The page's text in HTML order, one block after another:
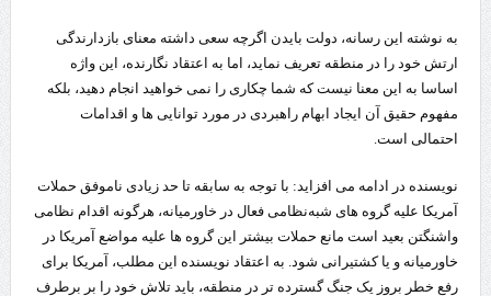
به نوشته این رسانه، دولت بایدن اگرچه سعی داشته معنای بازدارندگی
ارتش خود را در منطقه تعریف نماید، اما به اعتقاد نگارنده، این واژه
اساسا به این معنا نیست که شما چکاری را نمی خواهید انجام دهید، بلکه
مفهوم حقیق آن ایجاد ابهام راهبردی در مورد توانایی ها و اقدامات
احتمالی است.
نویسنده در ادامه می افزاید: با توجه به سابقه تا حد زیادی ناموفق حملات
آمریکا علیه گروه های شبه‌نظامی فعال در خاورمیانه، هرگونه اقدام نظامی
واشنگتن بعید است مانع حملات بیشتر این گروه ها علیه مواضع آمریکا در
خاورمیانه و یا کشتیرانی شود. به اعتقاد نویسنده این مطلب، آمریکا برای
رفع خطر بروز یک جنگ گسترده تر در منطقه، باید تلاش‌ خود را بر برطرف